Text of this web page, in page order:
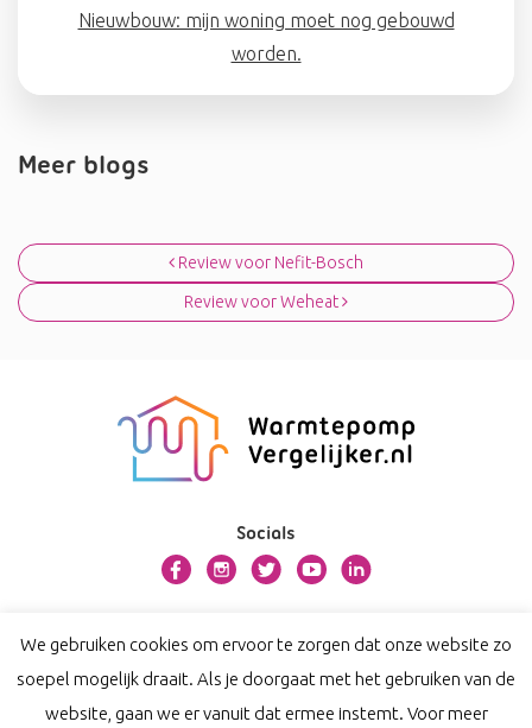
Nieuwbouw: mijn woning moet nog gebouwd
worden.
Meer blogs
Review voor Nefit-Bosch
Review voor Weheat
Socials
Contact
Privacy
Disclaimer
We gebruiken cookies om ervoor te zorgen dat onze website zo
soepel mogelijk draait. Als je doorgaat met het gebruiken van de
website, gaan we er vanuit dat ermee instemt. Voor meer